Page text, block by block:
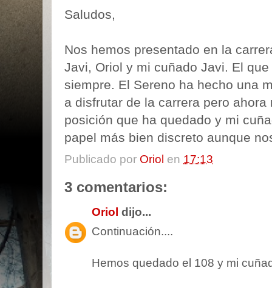
Saludos,
Nos hemos presentado en la
Javi, Oriol y mi cuñado Javi. El
siempre. El Sereno ha hecho una
a disfrutar de la carrera pero
posición que ha quedado y mi
papel más bien discreto aunque
Publicado por Oriol en 17:13
3 comentarios:
Oriol dijo...
Continuación....
Hemos quedado el 108 y mi